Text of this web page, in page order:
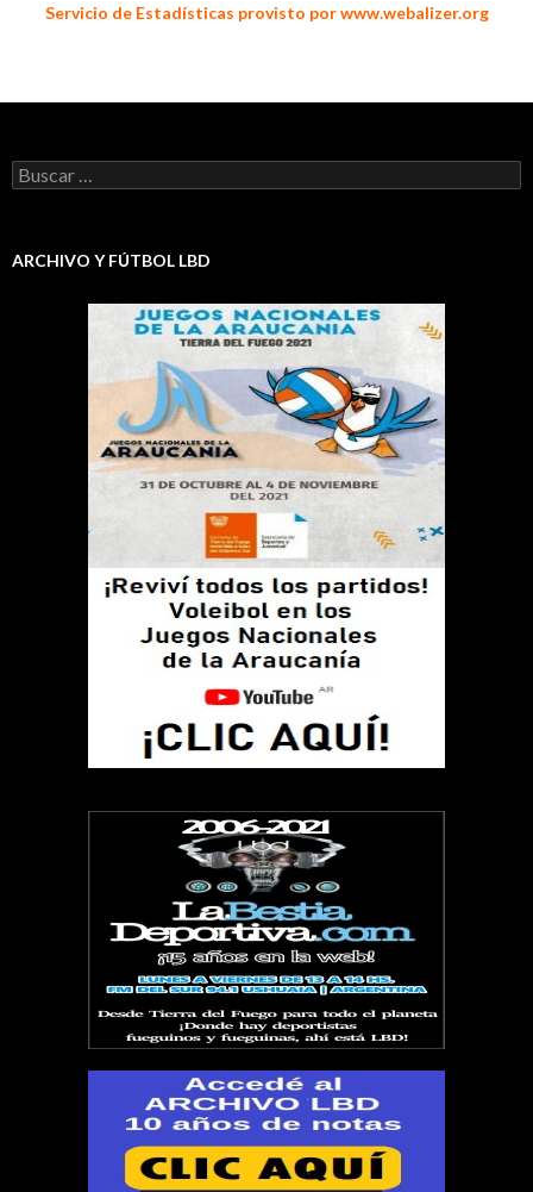
Servicio de Estadísticas provisto por www.webalizer.org
Buscar:
ARCHIVO Y FÚTBOL LBD